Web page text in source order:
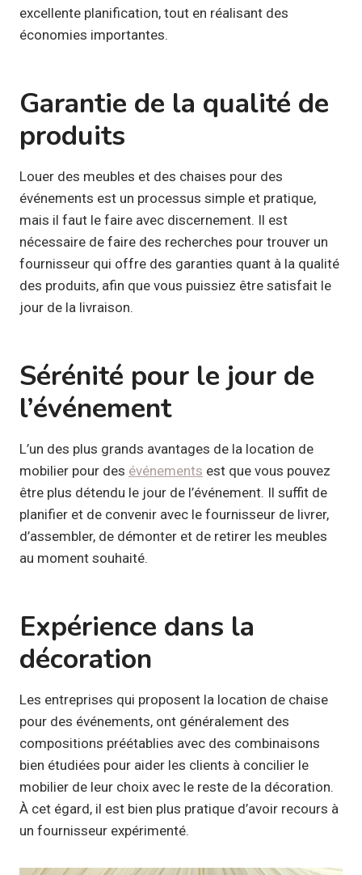
excellente planification, tout en réalisant des
économies importantes.
Garantie de la qualité de
produits
Louer des meubles et des chaises pour des
événements est un processus simple et pratique,
mais il faut le faire avec discernement. Il est
nécessaire de faire des recherches pour trouver un
fournisseur qui offre des garanties quant à la qualité
des produits, afin que vous puissiez être satisfait le
jour de la livraison.
Sérénité pour le jour de
l’événement
L’un des plus grands avantages de la location de
mobilier pour des événements est que vous pouvez
être plus détendu le jour de l’événement. Il suffit de
planifier et de convenir avec le fournisseur de livrer,
d’assembler, de démonter et de retirer les meubles
au moment souhaité.
Expérience dans la
décoration
Les entreprises qui proposent la location de chaise
pour des événements, ont généralement des
compositions préétablies avec des combinaisons
bien étudiées pour aider les clients à concilier le
mobilier de leur choix avec le reste de la décoration.
À cet égard, il est bien plus pratique d’avoir recours à
un fournisseur expérimenté.